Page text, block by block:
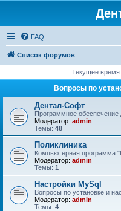
FAQ
Список форумов
Текущее
Вопросы по
Дентал-Софт
Программное обеспечение
Модератор: admin
Темы: 48
Поликлиника
Компьютерная программа
Модератор: admin
Темы: 1
Настройки MySql
Вопросы по установке и
Модератор: admin
Темы: 4